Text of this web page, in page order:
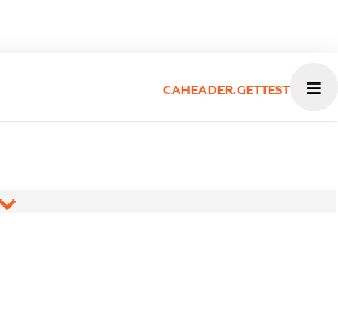
CAHEADER.GETTEST